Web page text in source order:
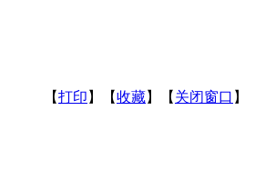
【打印 】【收藏】【 关闭窗口 】